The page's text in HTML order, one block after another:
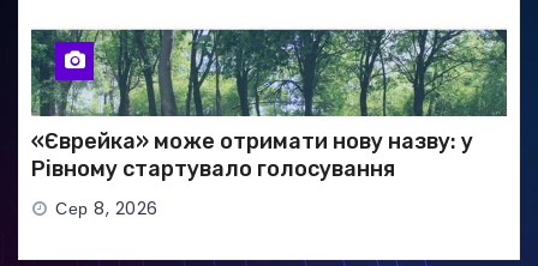
«Єврейка» може отримати нову назву: у
Рівному стартувало голосування
Сер 8, 2026